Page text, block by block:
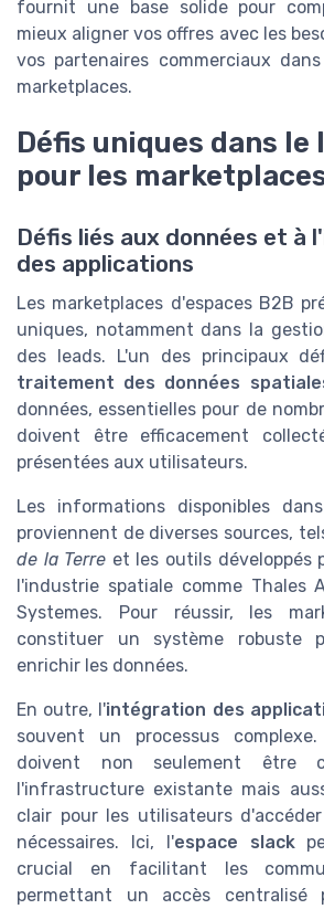
fournit une base solide pour
mieux aligner vos offres avec les
vos partenaires commerciaux
marketplaces.
Défis uniques dans le
pour les
Défis liés aux données et à
des applications
Les marketplaces d'espaces B2B
uniques, notamment dans la
des leads. L'un des principaux
traitement des données
données, essentielles pour de
doivent être efficacement
présentées aux utilisateurs.
Les informations disponibles
proviennent de diverses sources,
de la Terre et les outils développés
l'industrie spatiale comme Thales
Systemes. Pour réussir, les
constituer un système robuste
enrichir les données.
En outre, l'intégration des
souvent un processus
doivent non seulement être
l'infrastructure existante mais
clair pour les utilisateurs
nécessaires. Ici, l'espace slack
crucial en facilitant les
permettant un accès centralisé